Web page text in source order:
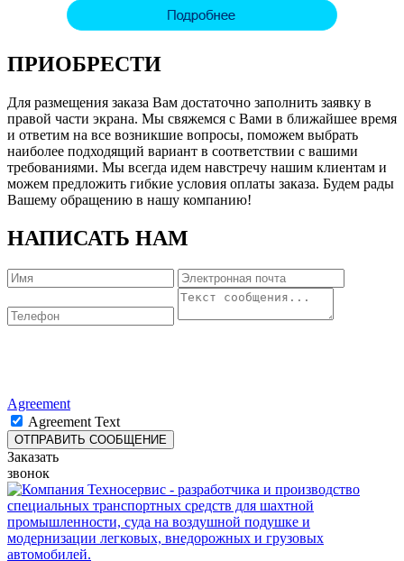
ПРИОБРЕСТИ
Для размещения заказа Вам достаточно заполнить заявку в
правой части экрана. Мы свяжемся с Вами в ближайшее время
и ответим на все возникшие вопросы, поможем выбрать
наиболее подходящий вариант в соответствии с вашими
требованиями. Мы всегда идем навстречу нашим клиентам и
можем предложить гибкие условия оплаты заказа. Будем рады
Вашему обращению в нашу компанию!
НАПИСАТЬ НАМ
Agreement
Agreement Text
Заказать
звонок